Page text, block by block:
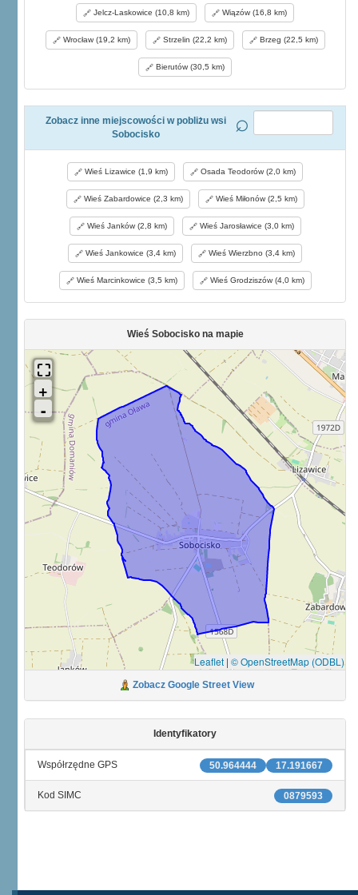
Jelcz-Laskowice (10,8 km) Wiązów (16,8 km)
Wrocław (19,2 km) Strzelin (22,2 km) Brzeg (22,5 km)
Bierutów (30,5 km)
Zobacz inne miejscowości w pobliżu wsi
Sobocisko
Wieś Lizawice (1,9 km) Osada Teodorów (2,0 km)
Wieś Zabardowice (2,3 km) Wieś Miłonów (2,5 km)
Wieś Janków (2,8 km) Wieś Jarosławice (3,0 km)
Wieś Jankowice (3,4 km) Wieś Wierzbno (3,4 km)
Wieś Marcinkowice (3,5 km) Wieś Grodziszów (4,0 km)
Wieś Sobocisko na mapie
Leaflet | © OpenStreetMap (ODBL)
Zobacz Google Street View
Identyfikatory
17.191667
50.964444
Współrzędne GPS
0879593
Kod SIMC